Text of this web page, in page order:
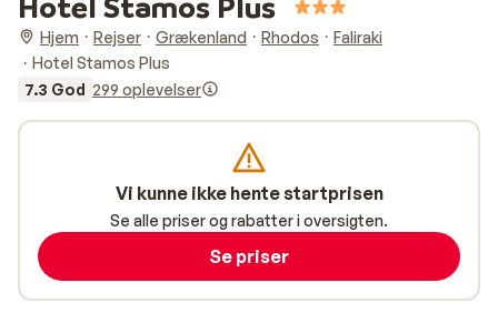
Hjem Rejser Grækenland Rhodos
Faliraki
Hotel Stamos Plus
7.3 God 299 oplevelser
Vi kunne ikke hente startprisen
Se alle priser og rabatter i oversigten.
Se priser